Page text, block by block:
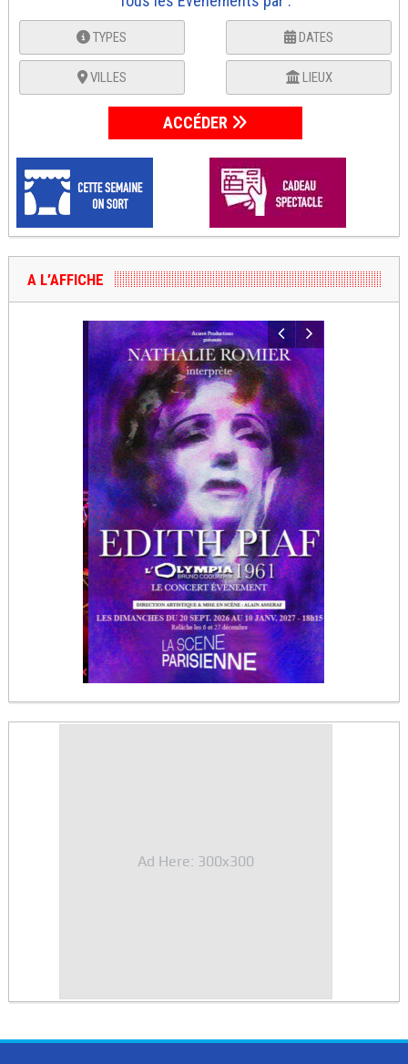
TYPES DATES
VILLES LIEUX
ACCÉDER
A L’AFFICHE
Ad Here: 300x300